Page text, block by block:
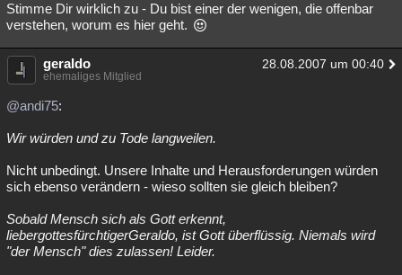
Stimme Dir wirklich zu - Du bist einer der wenigen, die offenbar
verstehen, worum es hier geht.
geraldo 28.08.2007 um 00:40
ehemaliges Mitglied
@andi75:
Wir würden und zu Tode langweilen.
Nicht unbedingt. Unsere Inhalte und Herausforderungen würden
sich ebenso verändern - wieso sollten sie gleich bleiben?
Sobald Mensch sich als Gott erkennt,
liebergottesfürchtigerGeraldo, ist Gott überflüssig. Niemals wird
"der Mensch" dies zulassen! Leider.